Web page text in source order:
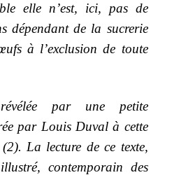
elle n’est, ici, pas de
dépendant de la sucrerie
à l’exclusion de toute
par une petite
par Louis Duval à cette
La lecture de ce texte,
contemporain des